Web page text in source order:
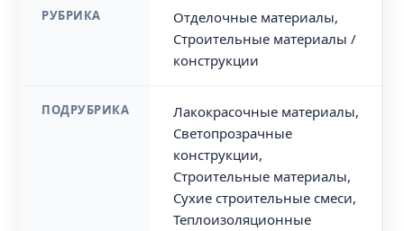
РУБРИКА
Отделочные материалы,
Строительные материалы /
конструкции
ПОДРУБРИКА
Лакокрасочные материалы,
Светопрозрачные
конструкции,
Строительные материалы,
Сухие строительные смеси,
Теплоизоляционные